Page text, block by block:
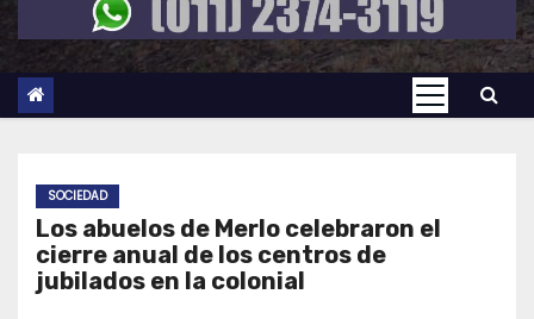
SOCIEDAD
Los abuelos de Merlo celebraron el
cierre anual de los centros de
jubilados en la colonial